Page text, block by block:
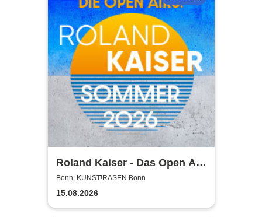
Roland Kaiser - Das Open Air
2026!
Bonn, KUNST!RASEN Bonn
15.08.2026